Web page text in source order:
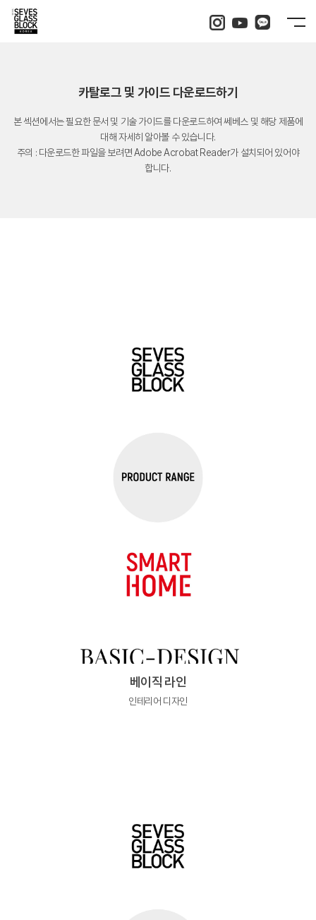
카탈로그 및 가이드 다운로드하기
본 섹션에서는 필요한 문서 및 기술 가이드를 다운로드하여 쎄베스 및 해당 제품에
대해 자세히 알아볼 수 있습니다.
주의 : 다운로드한 파일을 보려면 Adobe Acrobat Reader가 설치되어 있어야
합니다.
베이직 라인
인테리어 디자인